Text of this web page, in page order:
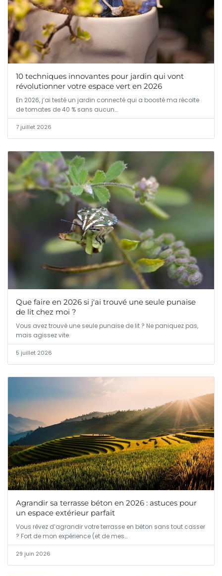
10 techniques innovantes pour jardin qui vont
révolutionner votre espace vert en 2026
En 2026, j’ai testé un jardin connecté qui a boosté ma récolte
de tomates de 40 % sans aucun…
7 juillet 2026
Que faire en 2026 si j'ai trouvé une seule punaise
de lit chez moi ?
Vous avez trouvé une seule punaise de lit ? Ne paniquez pas,
mais agissez vite.
5 juillet 2026
Agrandir sa terrasse béton en 2026 : astuces pour
un espace extérieur parfait
Vous rêvez d’agrandir votre terrasse en béton sans tout casser
? Fort de mon expérience (et de mes…
29 juin 2026